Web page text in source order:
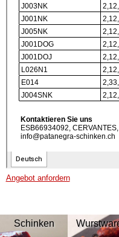
Angebot anfordern
Schinken